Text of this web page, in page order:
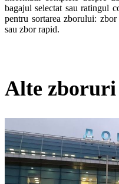
bagajul selectat sau ratingul
pentru sortarea zborului:
sau zbor rapid.
Alte